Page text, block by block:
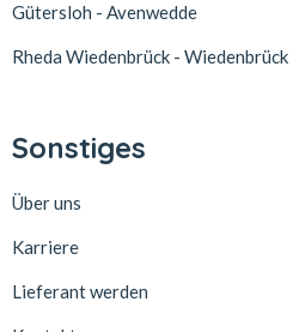
Gütersloh - Avenwedde
Rheda Wiedenbrück - Wiedenbrück
Sonstiges
Über uns
Karriere
Lieferant werden